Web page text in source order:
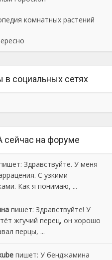
комнатных растений
в социальных сетях
сейчас на форуме
Здравствуйте. У меня
С узкими
Как я понимаю, ...
пишет: Здравствуйте! У
жгучий перец, он хорошо
перцы, ...
пишет: У бенджамина